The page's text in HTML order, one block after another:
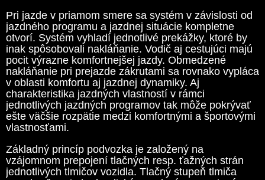
Pri jazde v priamom smere sa systém v závislosti od
jazdného programu a jazdnej situácie kompletne
otvorí. Systém vyhladí jednotlivé prekážky, ktoré by
inak spôsobovali nakláňanie. Vodič aj cestujúci majú
pocit výrazne komfortnejšej jazdy. Obmedzené
nakláňanie pri prejazde zákrutami sa rovnako vypláca
v oblasti komfortu aj jazdnej dynamiky. Aj
charakteristika jazdných vlastností v rámci
jednotlivých jazdných programov tak môže pokrývať
ešte väčšie rozpätie medzi komfortnými a športovými
vlastnosťami.
Základný princíp podvozka je založený na
vzájomnom prepojení tlačných resp. ťažných strán
jednotlivých tlmičov vozidla. Tlačný stupeň tlmiča